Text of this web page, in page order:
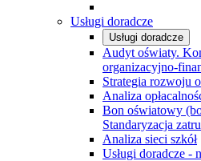
Usługi doradcze
Usługi doradcze
Audyt oświaty.
organizacyjno-
Strategia rozwoju
Analiza
Bon oświatowy
Standaryzacja
Analiza sieci szkół
Usługi doradcze -